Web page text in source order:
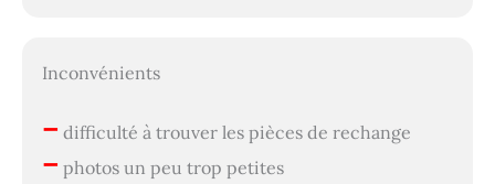
Inconvénients
– difficulté à trouver les pièces de rechange
– photos un peu trop petites